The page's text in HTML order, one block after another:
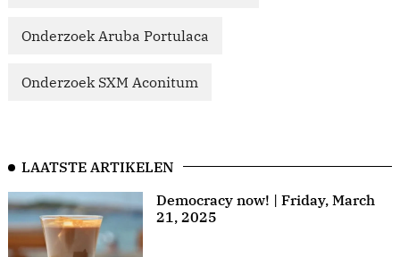
Onderzoek Aruba Portulaca
Onderzoek SXM Aconitum
LAATSTE ARTIKELEN
Democracy now! | Friday, March
21, 2025